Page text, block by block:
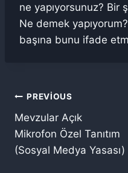
ne yapıyorsunuz? Bir
Ne demek
başına bunu ifade
Yazı
gezinmesi
PREVIOUS
Mevzular Açık
Mikrofon Özel Tanıtım
(Sosyal Medya Yasası)